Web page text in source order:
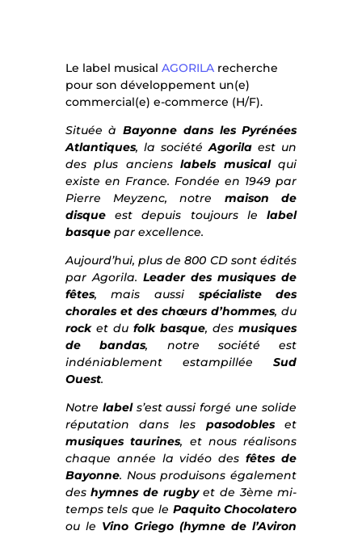
Le label musical AGORILArecherche
pour son développement un(e)
commercial(e) e-commerce (H/F).
Située àBayonne dans les Pyrénées
Atlantiques, la sociétéAgorila est un
des plus ancienslabels musicalqui
existe en France. Fondée en 1949 par
Pierre Meyzenc, notre maison de
disqueest depuis toujours lelabel
basquepar excellence.
Aujourd’hui, plus de 800 CD sont édités
par Agorila. Leader des musiques de
fêtes, mais aussi spécialiste des
chorales et des chœurs d’hommes, du
rocket du folk basque, desmusiques
de bandas, notre société est
indéniablement estampilléeSud
Ouest.
Notre labels’est aussi forgé une solide
réputation dans les pasodobleset
musiques taurines, et nous réalisons
chaque année la vidéo desfêtes de
Bayonne. Nous produisons également
deshymnes de rugbyet de 3ème mi-
temps tels que le Paquito Chocolatero
ou le Vino Griego (hymne de l’Aviron